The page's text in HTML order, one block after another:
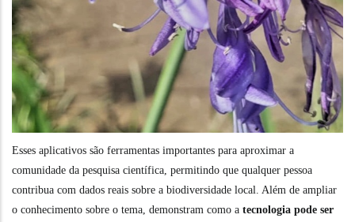
Esses aplicativos são ferramentas importantes para aproximar a
comunidade da pesquisa científica, permitindo que qualquer pessoa
contribua com dados reais sobre a biodiversidade local. Além de ampliar
o conhecimento sobre o tema, demonstram como a tecnologia pode ser